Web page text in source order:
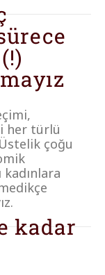
her türlü
çoğu
kadar